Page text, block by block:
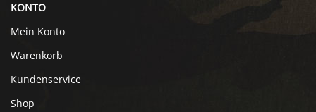
KONTO
Mein Konto
Warenkorb
Kundenservice
Shop